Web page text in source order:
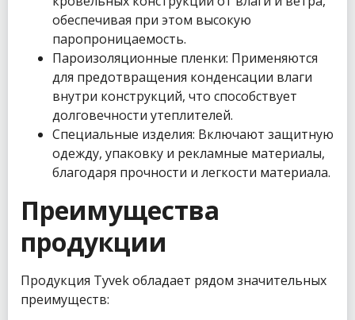
обеспечивая при этом высокую
паропроницаемость.
Пароизоляционные пленки: Применяются
для предотвращения конденсации влаги
внутри конструкций, что способствует
долговечности утеплителей.
Специальные изделия: Включают защитную
одежду, упаковку и рекламные материалы,
благодаря прочности и легкости материала.
Преимущества
продукции
Продукция Tyvek обладает рядом значительных
преимуществ: